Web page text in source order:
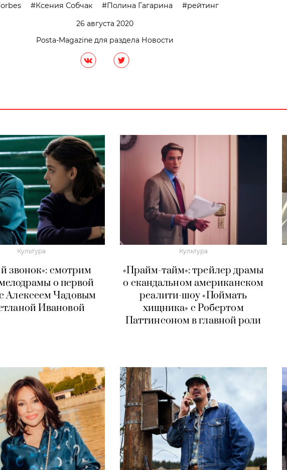
Ксения Собчак Полина Гагарина
рейтинг
26 августа 2020
Posta-Magazine для раздела Новости
Культура
звонок»: смотрим
о первой
Алексеем Чадовым
Ивановой
Культура
«Прайм-тайм»: трейлер драмы
о скандальном американском
реалити-шоу «Поймать
хищника» с Робертом
Паттинсоном в главной роли